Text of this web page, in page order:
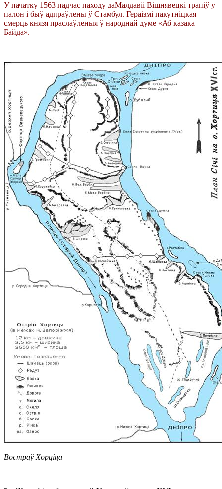
У пачатку 1563 падчас паходу даМалдавіі Вішнявецкі трапіў у
палон і быў адпраўлены ў Стамбул. Гераізмі пакутніцкая
смерць князя праслаўленыя ў народнай думе «Аб казака
Байда».
Востраў Хорціца